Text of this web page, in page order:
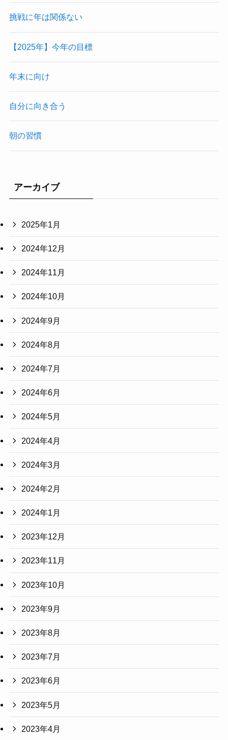
挑戦に年は関係ない
【2025年】今年の目標
年末に向け
自分に向き合う
朝の習慣
アーカイブ
2025年1月
2024年12月
2024年11月
2024年10月
2024年9月
2024年8月
2024年7月
2024年6月
2024年5月
2024年4月
2024年3月
2024年2月
2024年1月
2023年12月
2023年11月
2023年10月
2023年9月
2023年8月
2023年7月
2023年6月
2023年5月
2023年4月